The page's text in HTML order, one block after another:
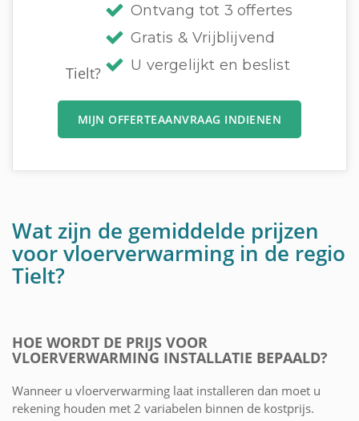
Tielt?
Ontvang tot 3 offertes
Gratis & Vrijblijvend
U vergelijkt en beslist
MIJN OFFERTEAANVRAAG INDIENEN
Wat zijn de gemiddelde prijzen
voor vloerverwarming in de regio
Tielt?
HOE WORDT DE PRIJS VOOR
VLOERVERWARMING INSTALLATIE BEPAALD?
Wanneer u vloerverwarming laat installeren dan moet u
rekening houden met 2 variabelen binnen de kostprijs.